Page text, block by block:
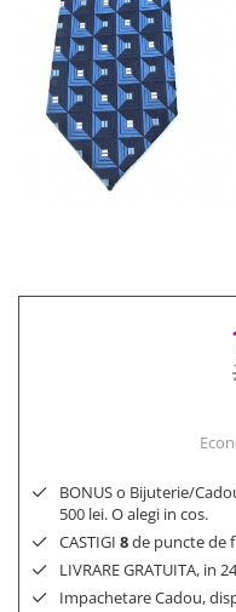
0 Lei - 100 Lei
100 Lei - 200 Lei
200 Lei - 300 Lei
300 Lei - 500 Lei
500 Lei - 1000 Lei
1000 Lei +
BONUS o Bijuterie/
500 lei. O alegi in cos.
CASTIGI 8de puncte de
LIVRARE GRATUITA, in
Impachetare Cadou,